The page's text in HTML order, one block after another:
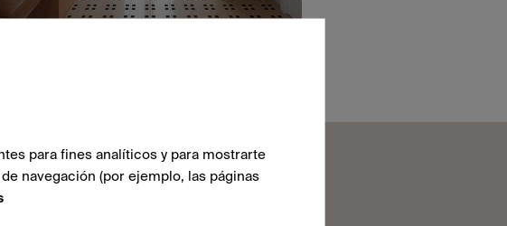
para fines analíticos y para mostrarte
navegación (por ejemplo, las páginas